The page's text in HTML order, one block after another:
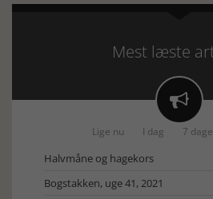
Mest læste

Lige nu I dag 7 dage
Halvmåne og hagekors
Bogstakken, uge 41, 2021